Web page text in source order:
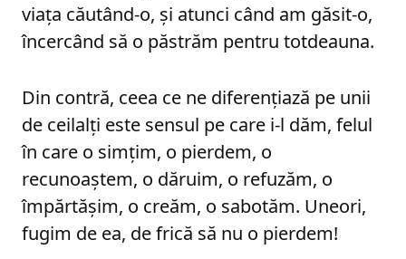
viața căutând-o, și atunci când am găsit-o,
încercând să o păstrăm pentru totdeauna.
Din contră, ceea ce ne diferențiază pe unii
de ceilalți este sensul pe care i-l dăm, felul
în care o simțim, o pierdem, o
recunoaștem, o dăruim, o refuzăm, o
împărtășim, o creăm, o sabotăm. Uneori,
fugim de ea, de frică să nu o pierdem!